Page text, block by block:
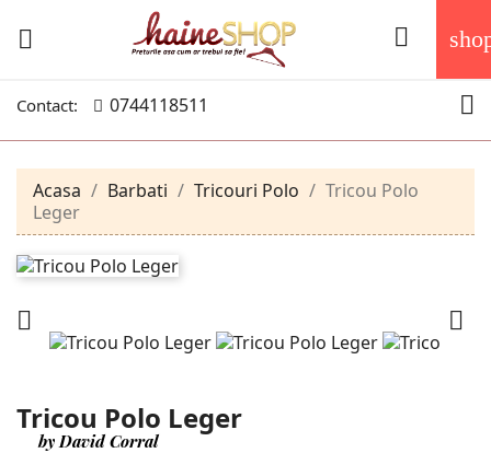
 
Contact: 0744118511 
Acasa Barbati Tricouri Polo
Tricou Polo
Leger
 
Tricou Polo Leger
by David Corral